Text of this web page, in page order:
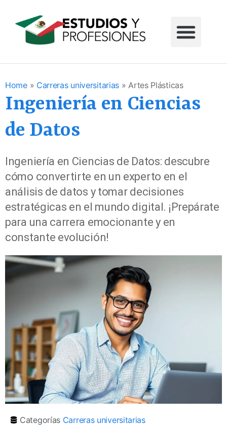
Home» Carreras universitarias »Artes Plásticas
Ingeniería en Ciencias
de Datos
Ingeniería en Ciencias de Datos: descubre
cómo convertirte en un experto en el
análisis de datos y tomar decisiones
estratégicas en el mundo digital. ¡Prepárate
para una carrera emocionante y en
constante evolución!
Categorías Carreras universitarias